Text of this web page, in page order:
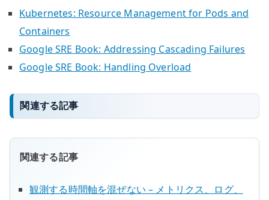
Kubernetes: Resource Management for Pods and
Containers
Google SRE Book: Addressing Cascading Failures
Google SRE Book: Handling Overload
関連する記事
関連する記事
観測する時間軸を混ぜない – メトリクス、ログ、